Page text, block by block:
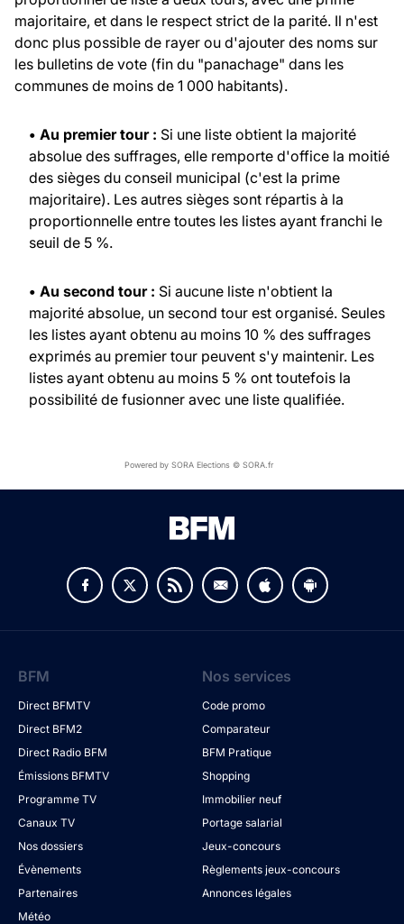
majoritaire, et dans le respect strict de la parité. Il n'est
donc plus possible de rayer ou d'ajouter des noms sur
les bulletins de vote (fin du "panachage" dans les
communes de moins de 1 000 habitants).
• Au premier tour : Si une liste obtient la majorité
absolue des suffrages, elle remporte d'office la moitié
des sièges du conseil municipal (c'est la prime
majoritaire). Les autres sièges sont répartis à la
proportionnelle entre toutes les listes ayant franchi le
seuil de 5 %.
• Au second tour : Si aucune liste n'obtient la
majorité absolue, un second tour est organisé. Seules
les listes ayant obtenu au moins 10 % des suffrages
exprimés au premier tour peuvent s'y maintenir. Les
listes ayant obtenu au moins 5 % ont toutefois la
possibilité de fusionner avec une liste qualifiée.
Powered by SORA Elections © SORA.fr
BFM
Direct BFMTV
Direct BFM2
Direct Radio BFM
Émissions BFMTV
Programme TV
Canaux TV
Nos dossiers
Évènements
Partenaires
Météo
Nos services
Code promo
Comparateur
BFM Pratique
Shopping
Immobilier neuf
Portage salarial
Jeux-concours
Règlements jeux-concours
Annonces légales